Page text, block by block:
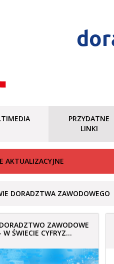
PRZYDATNE
LINKI
AKTUALIZACYJNE
DORADZTWA ZAWODOWEGO
ZAWODOWE
ŚWIECIE CYFRYZ...